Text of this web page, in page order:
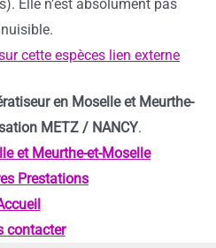
Elle n’est absolument pas
cette espèces lien externe
en Moselle et Meurthe-
METZ / NANCY.
et Meurthe-et-Moselle
Prestations
contacter